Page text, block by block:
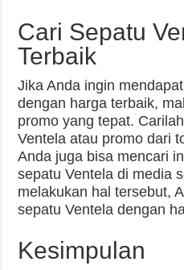
Cari Sepatu
Terbaik
Jika Anda ingin
dengan harga terbaik,
promo yang tepat.
Ventela atau promo dari
Anda juga bisa mencari
sepatu Ventela di media
melakukan hal tersebut,
sepatu Ventela dengan
Kesimpulan